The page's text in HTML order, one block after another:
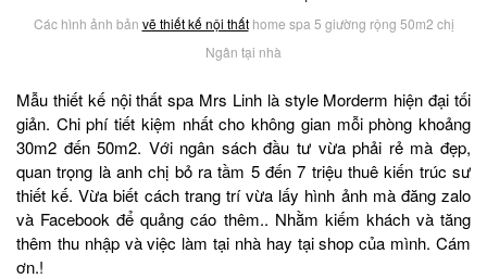
Các hình ảnh bản vẽ thiết kế nội thấthome spa 5 giường rộng 50m2 chị
Ngân tại nhà
Mẫu thiết kế nội thất spa Mrs Linh là style Morderm hiện đại tối
giản. Chi phí tiết kiệm nhất cho không gian mỗi phòng khoảng
30m2 đến 50m2. Với ngân sách đầu tư vừa phải rẻ mà đẹp,
quan trọng là anh chị bỏ ra tầm 5 đến 7 triệu thuê kiến trúc sư
thiết kế. Vừa biết cách trang trí vừa lấy hình ảnh mà đăng zalo
và Facebook để quảng cáo thêm.. Nhằm kiếm khách và tăng
thêm thu nhập và việc làm tại nhà hay tại shop của mình. Cám
ơn.!